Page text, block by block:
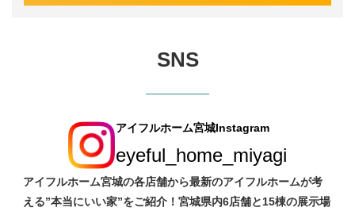
SNS
アイフルホーム宮城Instagram
eyeful_home_miyagi
アイフルホーム宮城の各店舗から最新のアイフルホームが考
える”本当にいい家”をご紹介！宮城県内6店舗と15棟の展示場